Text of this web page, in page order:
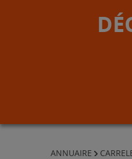
ANNUAIRE